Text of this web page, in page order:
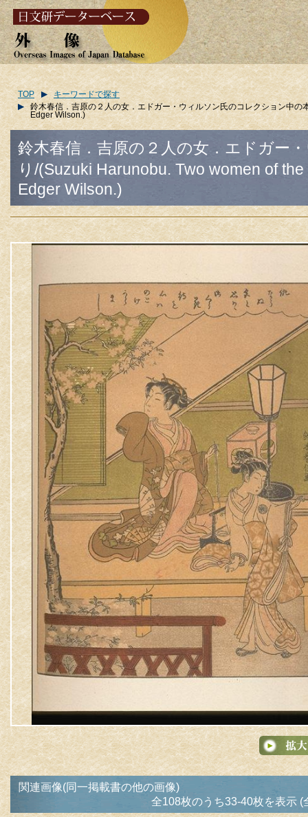
TOP
キーワードで探す
鈴木春信．吉原の２人の女．エドガー・ウィルソン氏のコレクション中
Edger Wilson.)
鈴木春信．吉原の２人の女．エドガー
り/(Suzuki Harunobu. Two women of
Edger Wilson.)
関連画像(同一掲載書の他の画像)
全108枚のうち33-40枚を表示 (